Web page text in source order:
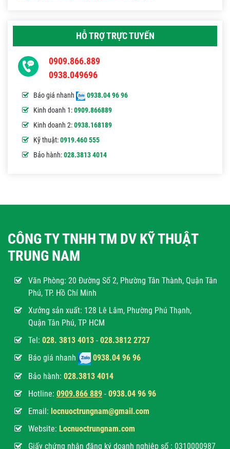
HỖ TRỢ TRỰC TUYẾN
0909.866.889
0938.049696
Báo giá nhanh
0938.04 96 96
Kinh doanh 1:0909.866889
Kinh doanh 2:0938.168189
Kỹ thuật:0919.460 555
Bảo hành:028.3813 4014
CÔNG TY TNHH TM DV KỸ THUẬT
TRUNG NAM
Văn Phòng: 20 Đường Số 2, Phường Tân Thành, Quận Tân
Phú, TP. Hồ Chí Minh
Xưởng sản xuất: 128 Lê Lâm, Phường Phú Thạnh,
Quận Tân Phú, TP HCM
Tel: 028. 3813 4013 - 028.3812 2727
Báo giá nhanh
0938.04 96 96
Bảo hành: 028.3813 4014
Hotline: 0909.866 889 - 0938.04 96 96
Email: locnuoctrungnam@gmail.com
Website: Locnuoctrungnam.com
Giấy chứng nhận đăng ký doanh nghiệp số : 0310000987